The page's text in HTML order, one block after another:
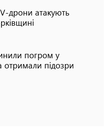
дрони атакують
погром у
отримали підозри